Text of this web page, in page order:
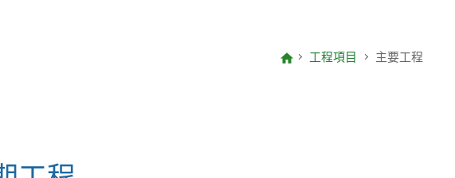
工程項目 主要工程